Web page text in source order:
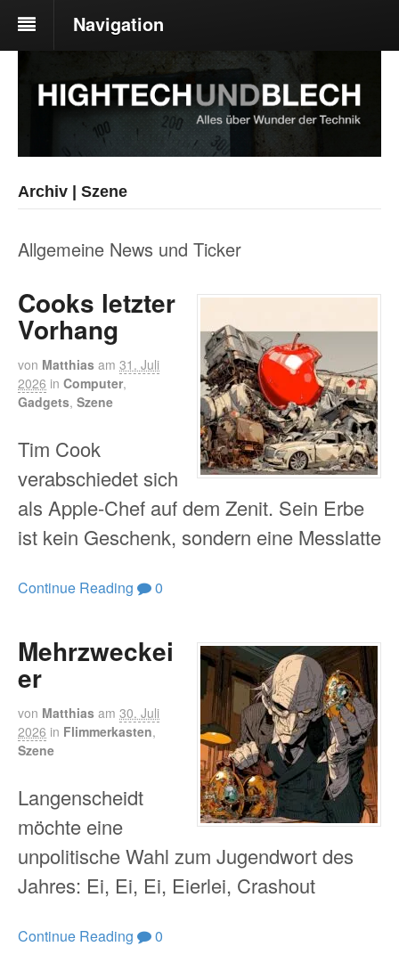
Navigation
Archiv | Szene
Allgemeine News und Ticker
Cooks letzter
Vorhang
von Matthias am 31. Juli
2026 in Computer,
Gadgets, Szene
Tim Cook
verabschiedet sich
als Apple-Chef auf dem Zenit. Sein Erbe
ist kein Geschenk, sondern eine Messlatte
Continue Reading 0
Mehrzweckei
er
von Matthias am 30. Juli
2026 in Flimmerkasten,
Szene
Langenscheidt
möchte eine
unpolitische Wahl zum Jugendwort des
Jahres: Ei, Ei, Ei, Eierlei, Crashout
Continue Reading 0